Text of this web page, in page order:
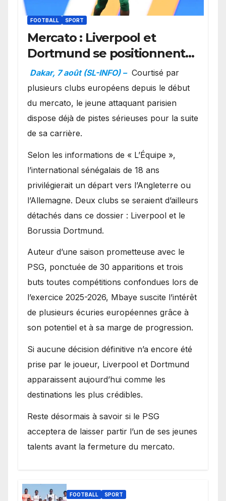
FOOTBALL SPORT
Mercato : Liverpool et
Dortmund se positionnent
en favoris pour recruter
Ibrahim Mbaye
Dakar, 7 août (SL-INFO) – Courtisé par
plusieurs clubs européens depuis le début
du mercato, le jeune attaquant parisien
dispose déjà de pistes sérieuses pour la suite
de sa carrière.
Selon les informations de « L’Équipe »,
l’international sénégalais de 18 ans
privilégierait un départ vers l’Angleterre ou
l’Allemagne. Deux clubs se seraient d’ailleurs
détachés dans ce dossier : Liverpool et le
Borussia Dortmund.
Auteur d’une saison prometteuse avec le
PSG, ponctuée de 30 apparitions et trois
buts toutes compétitions confondues lors de
l’exercice 2025-2026, Mbaye suscite l’intérêt
de plusieurs écuries européennes grâce à
son potentiel et à sa marge de progression.
Si aucune décision définitive n’a encore été
prise par le joueur, Liverpool et Dortmund
apparaissent aujourd’hui comme les
destinations les plus crédibles.
Reste désormais à savoir si le PSG
acceptera de laisser partir l’un de ses jeunes
talents avant la fermeture du mercato.
FOOTBALL SPORT